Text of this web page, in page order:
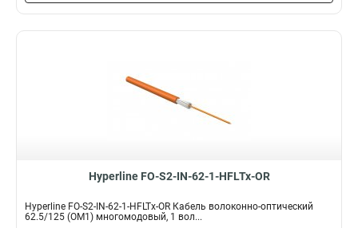
Hyperline FO-S2-IN-62-1-HFLTx-OR
Hyperline FO-S2-IN-62-1-HFLTx-OR Кабель волоконно-оптический
62.5/125 (OM1) многомодовый, 1 вол...